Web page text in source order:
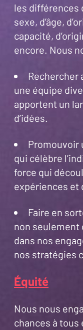
les différences
sexe, d’âge,
capacité,
encore. Nous
Rechercher
une équipe
apportent un
d’idées.
Promouvoir
qui célèbre
force qui
expériences et
Faire en
non seulement
dans nos
nos stratégies
Équité
Nous nous
chances à